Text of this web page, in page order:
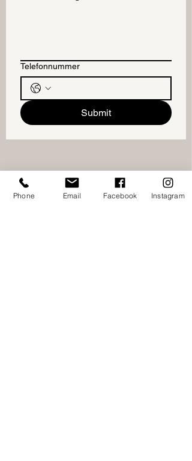
Telefonnummer
Submit
Phone Email Facebook Instagram